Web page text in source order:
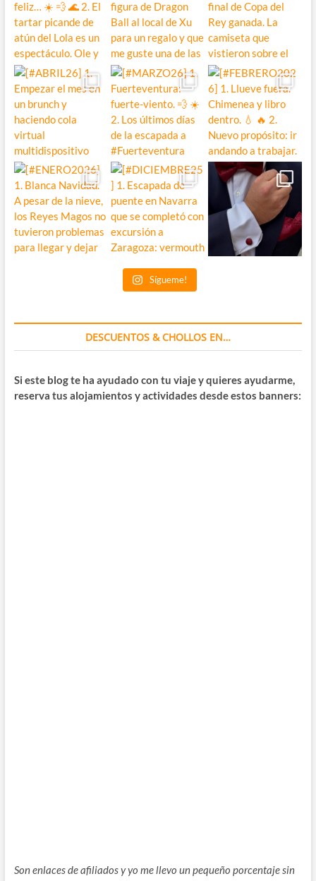
Sígueme!
DESCUENTOS & CHOLLOS EN…
Si este blog te ha ayudado con tu viaje y quieres ayudarme,
reserva tus alojamientos y actividades desde estos banners:
Son enlaces de afiliados y yo me llevo un pequeño porcentaje sin